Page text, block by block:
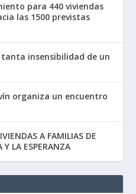
para 440 viviendas
las 1500 previstas
tanta insensibilidad de un
organiza un encuentro
A FAMILIAS DE
Y LA ESPERANZA